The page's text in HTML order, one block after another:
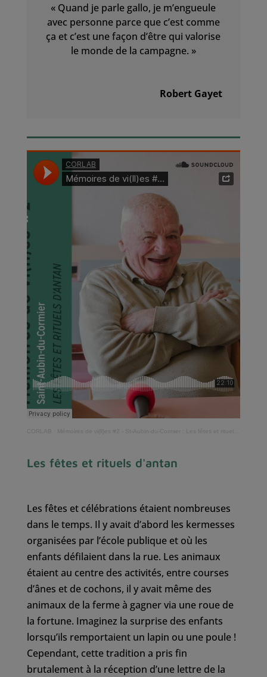
« Quand je parle gallo, je m’engueule
avec personne parce que c’est comme
ça et c’est une façon d’être qui valorise
le monde de la campagne. »
Robert Gayet
CORLAB Mémoires de vi(ll)es #2 - St-Aubin-du-Cormier : Les fêtes et rituels d'antan
Les fêtes et rituels d'antan
Les fêtes et célébrations étaient nombreuses
dans le temps. Il y avait d’abord les kermesses
organisées par l’école publique et où les
enfants défilaient dans la rue. Les animaux
étaient au centre des activités, entre courses
d’ânes et de cochons, il y avait même des
animaux de la ferme à gagner via une roue de
la fortune. Imaginez la surprise des enfants
lorsqu’ils remportaient un lapin ou une poule !
Cependant, cette tradition a pris fin
brutalement à la réception d’une lettre de la